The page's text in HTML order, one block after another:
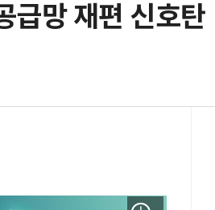
급망 재편 신호탄